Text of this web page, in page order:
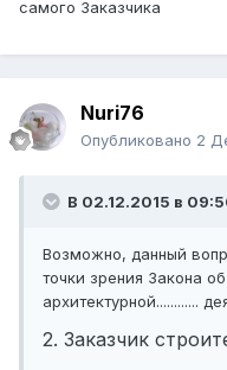
самого Заказчика
Nuri76
Опубликовано 2
В 02.12.2015 в
Возможно, данный
точки зрения Закона об
архитектурной............
2. Заказчик